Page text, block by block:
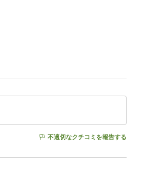
不適切なクチコミを報告する